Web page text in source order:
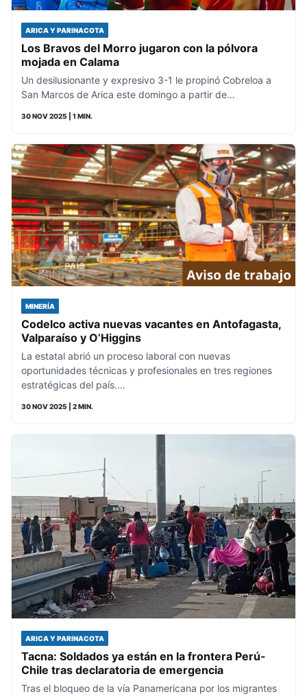
ARICA Y PARINACOTA
Los Bravos del Morro jugaron con la pólvora
mojada en Calama
Un desilusionante y expresivo 3-1 le propinó Cobreloa a
San Marcos de Arica este domingo a partir de…
30 NOV 2025 | 1 MIN.
MINERÍA
Codelco activa nuevas vacantes en Antofagasta,
Valparaíso y O’Higgins
La estatal abrió un proceso laboral con nuevas
oportunidades técnicas y profesionales en tres regiones
estratégicas del país.…
30 NOV 2025 | 2 MIN.
ARICA Y PARINACOTA
Tacna: Soldados ya están en la frontera Perú-
Chile tras declaratoria de emergencia
Tras el bloqueo de la vía Panamericana por los migrantes